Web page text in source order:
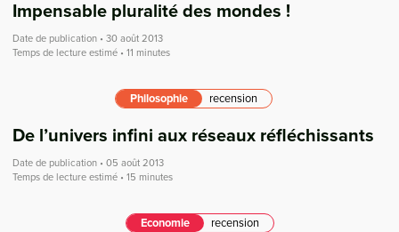
Impensable pluralité des mondes !
Date de publication • 30 août 2013
Temps de lecture estimé • 11 minutes
Philosophie recension
De l’univers infini aux réseaux réfléchissants
Date de publication • 05 août 2013
Temps de lecture estimé • 15 minutes
Economie recension